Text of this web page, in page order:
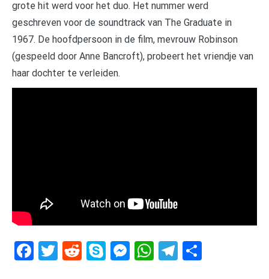
grote hit werd voor het duo. Het nummer werd
geschreven voor de soundtrack van The Graduate in
1967. De hoofdpersoon in de film, mevrouw Robinson
(gespeeld door Anne Bancroft), probeert het vriendje van
haar dochter te verleiden.
Facebook
Twitter
RedditSkypeMessenger
WhatsApp
Telegram